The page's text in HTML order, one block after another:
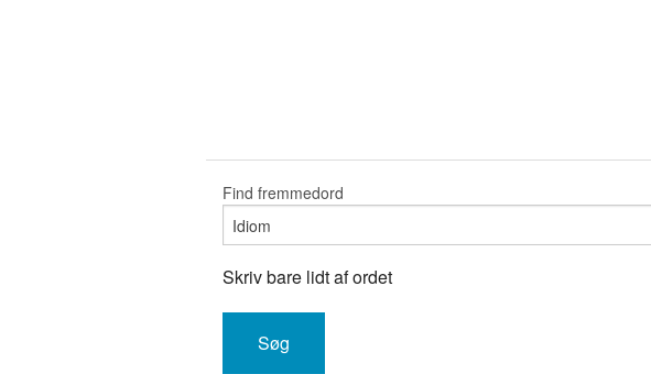
Fremmedsprog
Engelsk-Dansk ordbog
Fransk-Dansk ordbog
Find fremmedord
Skriv bare lidt af ordet